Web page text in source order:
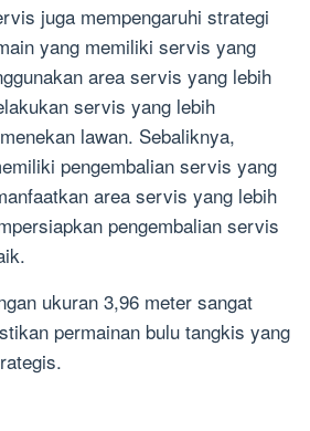
juga mempengaruhi strategi
yang memiliki servis yang
area servis yang lebih
servis yang lebih
lawan. Sebaliknya,
pengembalian servis yang
area servis yang lebih
pengembalian servis
ukuran 3,96 meter sangat
permainan bulu tangkis yang